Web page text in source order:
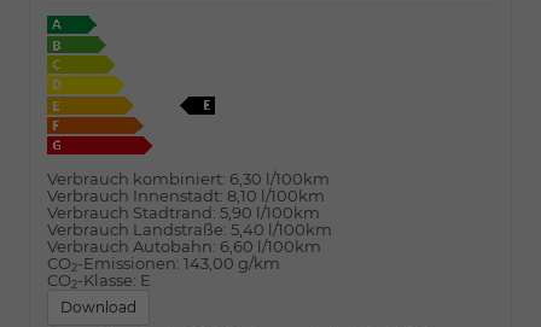
Verbrauch kombiniert: 6,30 l/100km
Verbrauch Innenstadt: 8,10 l/100km
Verbrauch Stadtrand: 5,90 l/100km
Verbrauch Landstraße: 5,40 l/100km
Verbrauch Autobahn: 6,60 l/100km
CO2-Emissionen: 143,00 g/km
CO2-Klasse: E
Download